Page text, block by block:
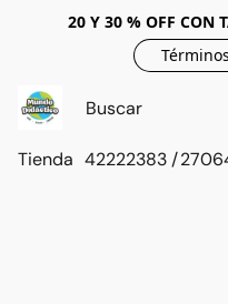
20 Y 30 % OFF CON
Tienda 42222383 /